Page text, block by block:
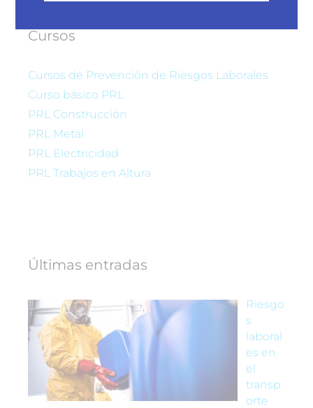
Cursos
Cursos de Prevención de Riesgos Laborales
Curso básico PRL
PRL Construcción
PRL Metal
PRL Electricidad
PRL Trabajos en Altura
Últimas entradas
Riesgo
s
laboral
es en
el
transp
orte